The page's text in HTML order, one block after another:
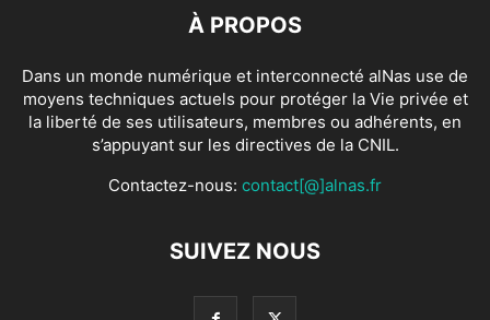
À PROPOS
Dans un monde numérique et interconnecté alNas use de
moyens techniques actuels pour protéger la Vie privée et
la liberté de ses utilisateurs, membres ou adhérents, en
s’appuyant sur les directives de la CNIL.
Contactez-nous: contact[@]alnas.fr
SUIVEZ NOUS